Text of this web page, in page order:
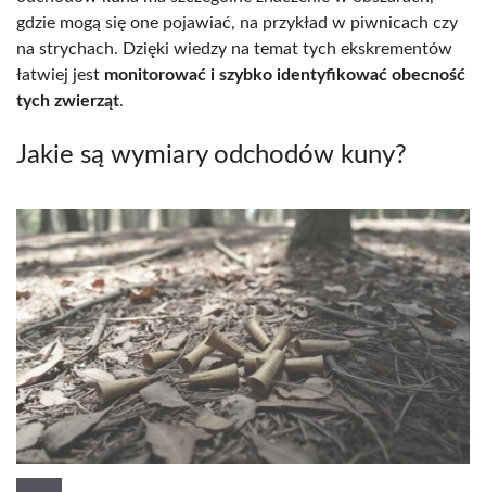
gdzie mogą się one pojawiać, na przykład w piwnicach czy
na strychach. Dzięki wiedzy na temat tych ekskrementów
łatwiej jest monitorować i szybko identyfikować obecność
tych zwierząt.
Jakie są wymiary odchodów kuny?